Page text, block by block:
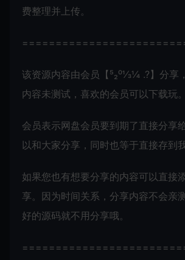
费整理并上传。
该资源内容由会员【⁵₂⁰⅓¼ .?】分享
内容未测试，喜欢的会员可以下载玩。
会员表示网盘会员要到期了直接分享
以和大家分享，同时也等于直接存到
如果您也有想要分享的内容可以直接
享。因为时间关系，分享内容不会亲
好的源码就不用分享哦。